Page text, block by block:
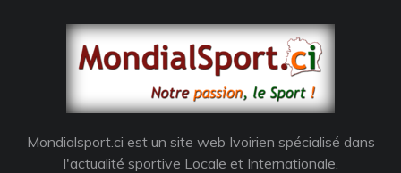
Mondialsport.ci est un site web Ivoirien spécialisé dans
l'actualité sportive Locale et Internationale.